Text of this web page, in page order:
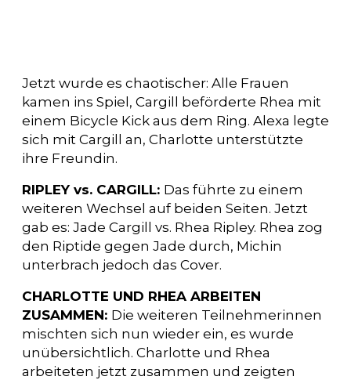
Jetzt wurde es chaotischer: Alle Frauen
kamen ins Spiel, Cargill beförderte Rhea mit
einem Bicycle Kick aus dem Ring. Alexa legte
sich mit Cargill an, Charlotte unterstützte
ihre Freundin.
RIPLEY vs. CARGILL: Das führte zu einem
weiteren Wechsel auf beiden Seiten. Jetzt
gab es: Jade Cargill vs. Rhea Ripley. Rhea zog
den Riptide gegen Jade durch, Michin
unterbrach jedoch das Cover.
CHARLOTTE UND RHEA ARBEITEN
ZUSAMMEN: Die weiteren Teilnehmerinnen
mischten sich nun wieder ein, es wurde
unübersichtlich. Charlotte und Rhea
arbeiteten jetzt zusammen und zeigten